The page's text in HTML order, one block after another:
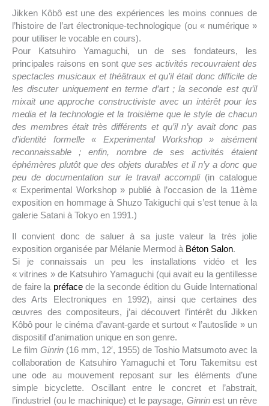
Jikken Kôbô est une des expériences les moins connues de
l’histoire de l’art électronique-technologique (ou « numérique »
pour utiliser le vocable en cours).
Pour Katsuhiro Yamaguchi, un de ses fondateurs, les
principales raisons en sont que ses activités recouvraient des
spectacles musicaux et théâtraux et qu’il était donc difficile de
les discuter uniquement en terme d’art ; la seconde est qu’il
mixait une approche constructiviste avec un intérêt pour les
media et la technologie et la troisième que le style de chacun
des membres était très différents et qu’il n’y avait donc pas
d’identité formelle « Experimental Workshop » aisément
reconnaissable ; enfin, nombre de ses activités étaient
éphémères plutôt que des objets durables et il n’y a donc que
peu de documentation sur le travail accompli (in catalogue
« Experimental Workshop » publié à l’occasion de la 11ème
exposition en hommage à Shuzo Takiguchi qui s’est tenue à la
galerie Satani à Tokyo en 1991.)
Il convient donc de saluer à sa juste valeur la très jolie
exposition organisée par Mélanie Mermod à Béton Salon.
Si je connaissais un peu les installations vidéo et les
« vitrines » de Katsuhiro Yamaguchi (qui avait eu la gentillesse
de faire la préface de la seconde édition du Guide International
des Arts Electroniques en 1992), ainsi que certaines des
œuvres des compositeurs, j’ai découvert l’intérêt du Jikken
Kôbô pour le cinéma d’avant-garde et surtout « l’autoslide » un
dispositif d’animation unique en son genre.
Le film Ginrin (16 mm, 12′, 1955) de Toshio Matsumoto avec la
collaboration de Katsuhiro Yamaguchi et Toru Takemitsu est
une ode au mouvement reposant sur les éléments d’une
simple bicyclette. Oscillant entre le concret et l’abstrait,
l’industriel (ou le machinique) et le paysage, Ginrin est un rêve